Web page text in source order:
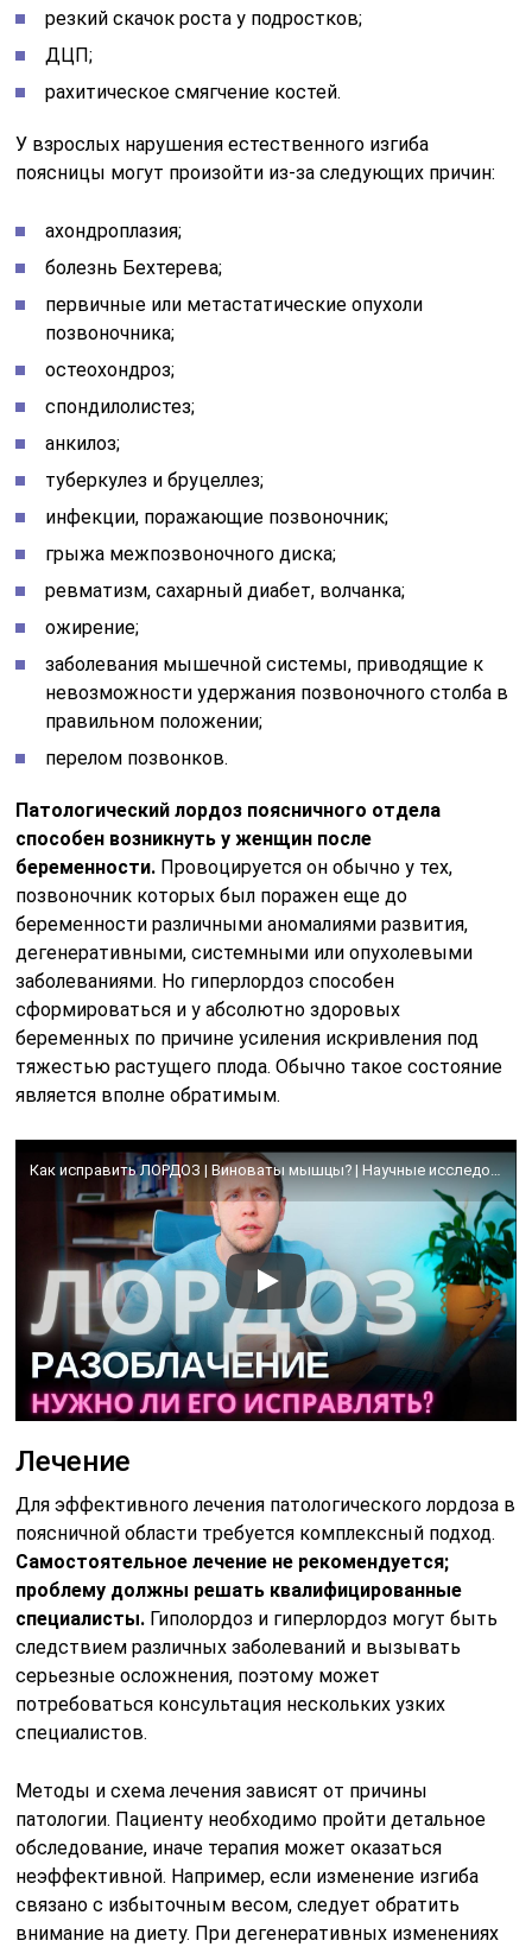
резкий скачок роста у подростков;
ДЦП;
рахитическое смягчение костей.
У взрослых нарушения естественного изгиба
поясницы могут произойти из-за следующих причин:
ахондроплазия;
болезнь Бехтерева;
первичные или метастатические опухоли
позвоночника;
остеохондроз;
спондилолистез;
анкилоз;
туберкулез и бруцеллез;
инфекции, поражающие позвоночник;
грыжа межпозвоночного диска;
ревматизм, сахарный диабет, волчанка;
ожирение;
заболевания мышечной системы, приводящие к
невозможности удержания позвоночного столба в
правильном положении;
перелом позвонков.
Патологический лордоз поясничного отдела
способен возникнуть у женщин после
беременности. Провоцируется он обычно у тех,
позвоночник которых был поражен еще до
беременности различными аномалиями развития,
дегенеративными, системными или опухолевыми
заболеваниями. Но гиперлордоз способен
сформироваться и у абсолютно здоровых
беременных по причине усиления искривления под
тяжестью растущего плода. Обычно такое состояние
является вполне обратимым.
Как исправить ЛОРДОЗ | Виноваты мышцы? | Научные исследования
Лечение
Для эффективного лечения патологического лордоза в
поясничной области требуется комплексный подход.
Самостоятельное лечение не рекомендуется;
проблему должны решать квалифицированные
специалисты. Гиполордоз и гиперлордоз могут быть
следствием различных заболеваний и вызывать
серьезные осложнения, поэтому может
потребоваться консультация нескольких узких
специалистов.
Методы и схема лечения зависят от причины
патологии. Пациенту необходимо пройти детальное
обследование, иначе терапия может оказаться
неэффективной. Например, если изменение изгиба
связано с избыточным весом, следует обратить
внимание на диету. При дегенеративных изменениях